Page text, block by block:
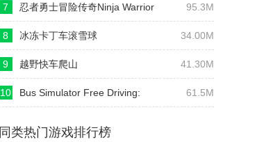
95.3M
7 忍者勇士冒险传奇Ninja Warrior
34.00M
8 冰冻卡丁车滚雪球
41.30M
9 越野快车爬山
61.5M
10
Bus Simulator Free Driving:
Offroad Adventure
同类热门游戏排行榜